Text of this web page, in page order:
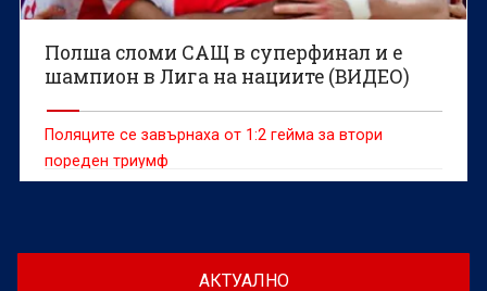
Полша сломи САЩ в суперфинал и е
шампион в Лига на нациите (ВИДЕО)
Поляците се завърнаха от 1:2 гейма за втори
пореден триумф
АКТУАЛНО